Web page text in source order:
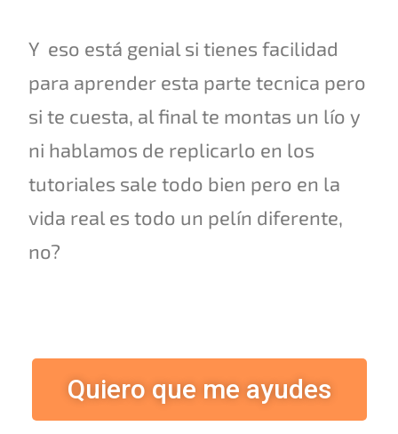
Y eso está genial si tienes facilidad
para aprender esta parte tecnica pero
si te cuesta, al final te montas un lío y
ni hablamos de replicarlo en los
tutoriales sale todo bien pero en la
vida real es todo un pelín diferente,
no?
Quiero que me ayudes